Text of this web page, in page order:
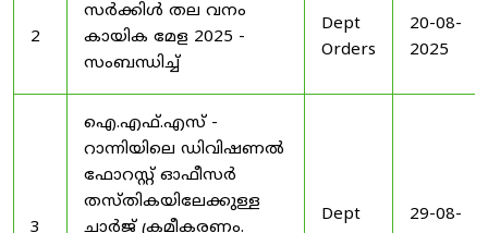
2
സർക്കിൾ തല വനം
കായിക മേള 2025 -
സംബന്ധിച്ച്
Dept
Orders
20-08-
2025
3
ഐ.എഫ്.എസ് -
റാന്നിയിലെ ഡിവിഷണൽ
ഫോറസ്റ്റ് ഓഫീസർ
തസ്തികയിലേക്കുള്ള
ചാർജ് ക്രമീകരണം.
Dept
29-08-